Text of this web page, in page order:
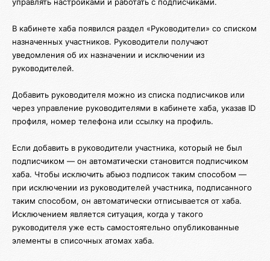
В кабинете хаба появился раздел «Руководители» со списком
назначенных участников. Руководители получают
уведомления об их назначении и исключении из
руководителей.
Добавить руководителя можно из списка подписчиков или
через управление руководителями в кабинете хаба, указав ID
профиля, номер телефона или ссылку на профиль.
Если добавить в руководители участника, который не был
подписчиком — он автоматически становится подписчиком
хаба. Чтобы исключить абьюз подписок таким способом —
при исключении из руководителей участника, подписанного
таким способом, он автоматически отписывается от хаба.
Исключением является ситуация, когда у такого
руководителя уже есть самостоятельно опубликованные
элементы в списочных атомах хаба.